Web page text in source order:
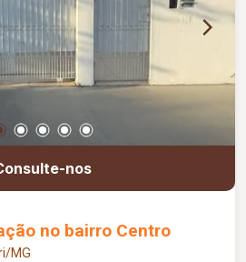
nos
no bairro Centro
MG